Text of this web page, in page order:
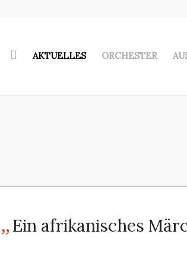
AKTUELLES ORCHESTER
„Ein afrikanisches